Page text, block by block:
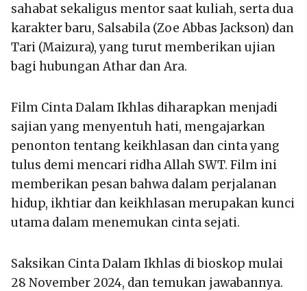
sahabat sekaligus mentor saat kuliah, serta dua
karakter baru, Salsabila (Zoe Abbas Jackson) dan
Tari (Maizura), yang turut memberikan ujian
bagi hubungan Athar dan Ara.
Film Cinta Dalam Ikhlas diharapkan menjadi
sajian yang menyentuh hati, mengajarkan
penonton tentang keikhlasan dan cinta yang
tulus demi mencari ridha Allah SWT. Film ini
memberikan pesan bahwa dalam perjalanan
hidup, ikhtiar dan keikhlasan merupakan kunci
utama dalam menemukan cinta sejati.
Saksikan Cinta Dalam Ikhlas di bioskop mulai
28 November 2024, dan temukan jawabannya.